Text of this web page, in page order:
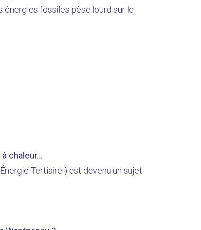
énergies fossiles pèse lourd sur le
chaleur...
Tertiaire ) est devenu un sujet